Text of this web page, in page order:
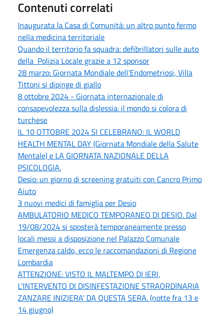
Contenuti correlati
Inaugurata la Casa di Comunità: un altro punto fermo
nella medicina territoriale
Quando il territorio fa squadra: defibrillatori sulle auto
della Polizia Locale grazie a 12 sponsor
28 marzo: Giornata Mondiale dell’Endometriosi, Villa
Tittoni si dipinge di giallo
8 ottobre 2024 - Giornata internazionale di
consapevolezza sulla dislessia: il mondo si colora di
turchese
IL 10 OTTOBRE 2024 SI CELEBRANO: IL WORLD
HEALTH MENTAL DAY (Giornata Mondiale della Salute
Mentale) e LA GIORNATA NAZIONALE DELLA
PSICOLOGIA.
Desio: un giorno di screening gratuiti con Cancro Primo
Aiuto
3 nuovi medici di famiglia per Desio
AMBULATORIO MEDICO TEMPORANEO DI DESIO. Dal
19/08/2024 si sposterà temporaneamente presso
locali messi a disposizione nel Palazzo Comunale
Emergenza caldo, ecco le raccomandazioni di Regione
Lombardia
ATTENZIONE: VISTO IL MALTEMPO DI IERI,
L'INTERVENTO DI DISINFESTAZIONE STRAORDINARIA
ZANZARE INIZIERA' DA QUESTA SERA. (notte fra 13 e
14 giugno)